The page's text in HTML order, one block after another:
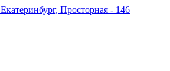
Екатеринбург, Просторная - 146